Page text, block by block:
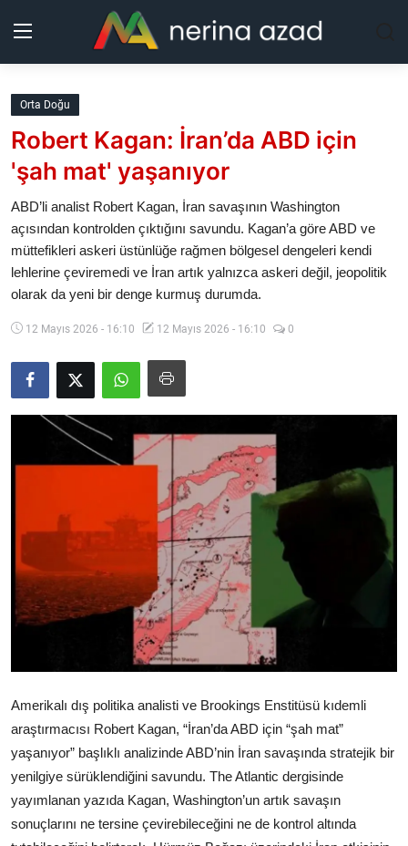
Kurdistan
Bölgeler
Güncel
Analiz
Makaleler
Galeri
Video
Yazarlar
Türkçe Kurdi
Orta Doğu
Robert Kagan: İran’da ABD için
'şah mat' yaşanıyor
ABD’li analist Robert Kagan, İran savaşının Washington
açısından kontrolden çıktığını savundu. Kagan’a göre ABD ve
müttefikleri askeri üstünlüğe rağmen bölgesel dengeleri kendi
lehlerine çeviremedi ve İran artık yalnızca askeri değil, jeopolitik
olarak da yeni bir denge kurmuş durumda.
12 Mayıs 2026 - 16:10 12 Mayıs 2026 - 16:10 0
Amerikalı dış politika analisti ve Brookings Enstitüsü kıdemli
araştırmacısı Robert Kagan, “İran’da ABD için “şah mat”
yaşanıyor” başlıklı analizinde ABD’nin İran savaşında stratejik bir
yenilgiye sürüklendiğini savundu. The Atlantic dergisinde
yayımlanan yazıda Kagan, Washington’un artık savaşın
sonuçlarını ne tersine çevirebileceğini ne de kontrol altında